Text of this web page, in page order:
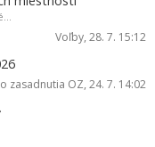
Voľby, 28. 7. 15:12
zasadnutia OZ, 24. 7. 14:02